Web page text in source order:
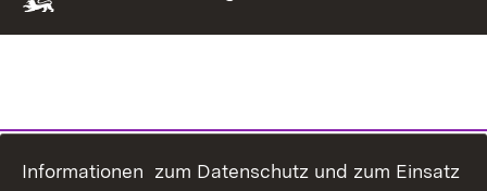
Informationen zum Datenschutz und zum Einsatz